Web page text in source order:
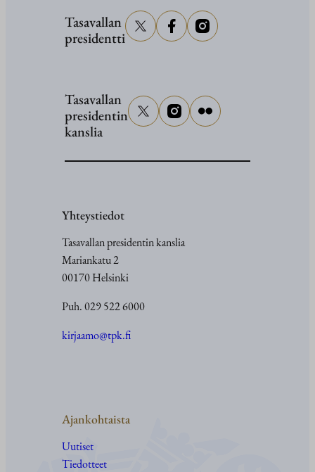
Tasavallan
presidentti
Tasavallan
presidentin
kanslia
Yhteystiedot
Tasavallan presidentin kanslia
Mariankatu 2
00170 Helsinki
Puh. 029 522 6000
kirjaamo@tpk.fi
Ajankohtaista
Uutiset
Tiedotteet